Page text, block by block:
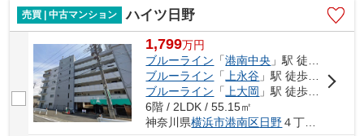
売買 | 中古マンション
ハイツ日野
1,799万円
ブルーライン 「港南中央 」駅 徒歩12分
ブルーライン 「 上永谷 」駅 徒歩17分
ブルーライン 「 上大岡 」駅 徒歩24分
6階 / 2LDK / 55.15㎡
神奈川県横浜市港南区日野４丁目1-32